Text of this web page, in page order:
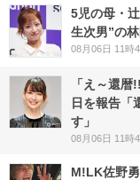
5児の母・
生次男”の
08月06日 11時
「え～還
日を報告「
す」
08月06日 11時
M!LK佐野